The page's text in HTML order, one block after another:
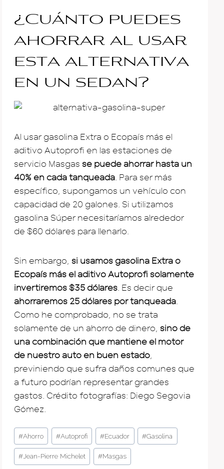
¿Cuánto puedes
ahorrar al usar
esta alternativa
en un sedan?
Al usar gasolina Extra o Ecopaís más el
aditivo Autoprofi en las estaciones de
servicio Masgas se puede ahorrar hasta un
40% en cada tanqueada . Para ser más
específico, supongamos un vehículo con
capacidad de 20 galones. Si utilizamos
gasolina Súper necesitaríamos alrededor
de $60 dólares para llenarlo.
Sin embargo, si usamos gasolina Extra o
Ecopaís más el aditivo Autoprofi solamente
invertiremos $35 dólares . Es decir que
ahorraremos 25 dólares por tanqueada
Como he comprobado, no se trata
solamente de un ahorro de dinero, sino de
una combinación que mantiene el motor
de nuestro auto en buen estado
previniendo que sufra daños comunes que
a futuro podrían representar grandes
gastos. Crédito fotografías: Diego Segovia
Gómez.
Post
Tags:
#Ahorro #Autoprofi #Ecuador #Gasolina
#Jean-Pierre Michelet #Masgas